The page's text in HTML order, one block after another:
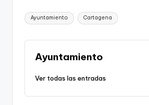
p
y
Li
n
k
c
e
b
o
o
ai
l
e
gr
a A
Etiquetas:
Ayuntamiento Cartagena
Ayuntamiento
Ver todas las entradas